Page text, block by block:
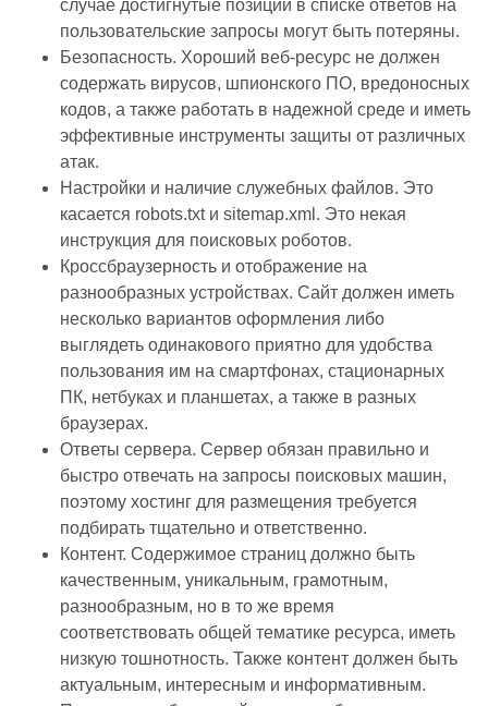
случае достигнутые позиции в списке ответов на
пользовательские запросы могут быть потеряны.
Безопасность. Хороший веб-ресурс не должен
содержать вирусов, шпионского ПО, вредоносных
кодов, а также работать в надежной среде и иметь
эффективные инструменты защиты от различных
атак.
Настройки и наличие служебных файлов. Это
касается robots.txt и sitemap.xml. Это некая
инструкция для поисковых роботов.
Кроссбраузерность и отображение на
разнообразных устройствах. Сайт должен иметь
несколько вариантов оформления либо
выглядеть одинакового приятно для удобства
пользования им на смартфонах, стационарных
ПК, нетбуках и планшетах, а также в разных
браузерах.
Ответы сервера. Сервер обязан правильно и
быстро отвечать на запросы поисковых машин,
поэтому хостинг для размещения требуется
подбирать тщательно и ответственно.
Контент. Содержимое страниц должно быть
качественным, уникальным, грамотным,
разнообразным, но в то же время
соответствовать общей тематике ресурса, иметь
низкую тошнотность. Также контент должен быть
актуальным, интересным и информативным.